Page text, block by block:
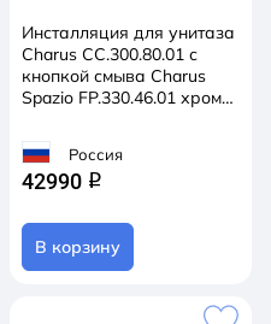
Инсталляция для унитаза
Charus CC.300.80.01 с
кнопкой смыва Charus
Spazio FP.330.46.01 хром
2.0 (с сиденьем Soft Close
(микролифт)
Россия
42990 q
В корзину